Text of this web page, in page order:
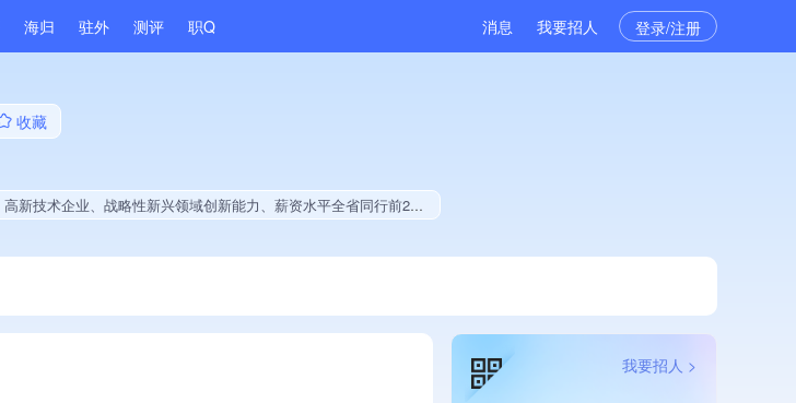
海归 驻外 测评 职Q 消息 我要招人 登录/注册
收藏
、薪资水平全省同行前20%、旗下品牌同行前40%、A级纳税人、多产业布局、拥有发明专利、技术布局行业领先、集团成员、权威管理体系认证、创新型中小企业、2025年公开项目中标、拥有绿色资质
我要招人 >